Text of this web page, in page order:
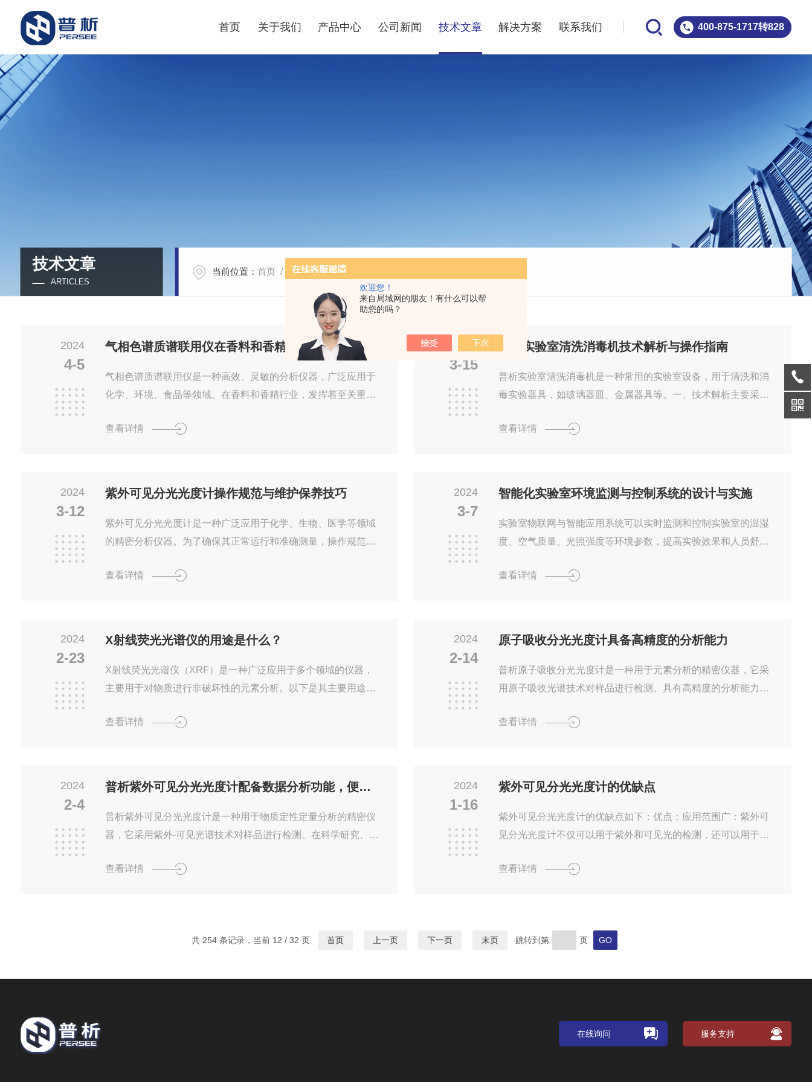
欢迎您！
来自局域网的朋友！有什么可以帮
助您的吗？
400-875-1717转828
首页 关于我们 产品中心 公司新闻 技术文章 解决方案 联系我们
技术文章
ARTICLES
当前位置： 首页 / 技术文章
2024
4-5
气相色谱质谱联用仪在香料和香精行业的应用
气相色谱质谱联用仪是一种高效、灵敏的分析仪器，广泛应用于
化学、环境、食品等领域。在香料和香精行业，发挥着至关重要
气相色谱质谱联用仪是一种分离技术，用于分析混合物中的各组
定量。二、在香料和香精行业的应用1.香气成分鉴定：香料和香
气成分，揭示香气的化学组成...
查看详情
2024
3-15
普析实验室清洗消毒机技术解析与操作指南
普析实验室清洗消毒机是一种常用的实验室设备，用于清洗和消
毒实验器具，如玻璃器皿、金属器具等。一、技术解析主要采用
洗液产生气泡，气泡破裂时产生的冲击力可以清洗实验器具的表
热风，将实验器具上的水分蒸发，达到干燥的效果。普析实验室
便、节省人力等。二、操作指...
查看详情
2024
3-12
紫外可见分光光度计操作规范与维护保养技巧
紫外可见分光光度计是一种广泛应用于化学、生物、医学等领域
的精密分析仪器。为了确保其正常运行和准确测量，操作规范和
定、无尘的环境中，并远离磁场和强光源的干扰。使用前，应仔
式。同时，要注意保持样品的清洁和均匀性，避免气泡和杂质的
后续测量造成影响。在维护保养方面，...
查看详情
2024
3-7
智能化实验室环境监测与控制系统的设计与实施
实验室物联网与智能应用系统可以实时监测和控制实验室的温湿
度、空气质量、光照强度等环境参数，提高实验效果和人员舒适
的需求，选择温湿度传感器、空气质量传感器、光照强度传感器
C、单片机等，并考虑其性能、兼容性、可扩展性等因素。（3）
执行器选择：根据控制器的控制输出，选择相应的执行器，如空
调、加湿器、空气净化器、...
查看详情
2024
2-23
X射线荧光光谱仪的用途是什么？
X射线荧光光谱仪（XRF）是一种广泛应用于多个领域的仪器，
主要用于对物质进行非破坏性的元素分析。以下是其主要用途的
中的元素含量。无论是金属、矿石、土壤、矿渣，还是陶瓷、玻
领域具有广泛的应用。质量控制：在生产过程中，X射线荧光光谱
质量。例如，在钢铁、水...
查看详情
2024
2-14
原子吸收分光光度计具备高精度的分析能力
普析原子吸收分光光度计是一种用于元素分析的精密仪器，它采
用原子吸收光谱技术对样品进行检测。具有高精度的分析能力，
高精度分析能力普析原子吸收分光光度计的高精度分析能力主要
统，可以精确地分离不同波长的光，提高分析准确性。3.高稳定
性：具有良好的稳定性，可以保证长时间测量结果的一致性。4.
多元素分析：可以同时分析多...
查看详情
2024
2-4
普析紫外可见分光光度计配备数据分析功能，便于结果处理和解读
普析紫外可见分光光度计是一种用于物质定性定量分析的精密仪
器，它采用紫外-可见光谱技术对样品进行检测。在科学研究、药
析紫外可见分光光度计的数据分析功能主要体现在以下几个方
度计算等。3.模型建立：用户可以根据实际需求，利用设备提供
查看详情
2024
1-16
紫外可见分光光度计的优缺点
紫外可见分光光度计的优缺点如下：优点：应用范围广：紫外可
见分光光度计不仅可以用于紫外和可见光的检测，还可以用于红
外可见分光光度计的检测限通常较低，能够检测到较低浓度的物
高，对于一些小型实验室或研究机构来说可能难以承受。维护成
查看详情
共 254 条记录，当前 12 / 32 页 首页 上一页 下一页 末页 跳转到第 页
在线询问 服务支持